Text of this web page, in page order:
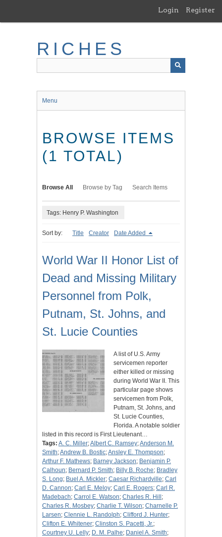
main
Login Register
RICHES
Menu
BROWSE ITEMS
(1 TOTAL)
Browse All Browse by Tag Search Items
Tags: Henry P. Washington
Sort by: Title Creator Date Added
World War II Honor List of
Dead and Missing Military
Personnel from Polk,
Putnam, St. Johns, and
St. Lucie Counties
A list of U.S. Army
servicemen reporter
either killed or missing
during World War II. This
particular page shows
servicemen from Polk,
Putnam, St. Johns, and
St. Lucie Counties,
Florida. A notable soldier
listed in this record is First Lieutenant…
Tags: A. C. Miller;Albert C. Ramsey;Anderson M.
Smith;Andrew B. Bostic;Ansley E. Thompson;
Arthur F. Mathews; Barney Jackson; Benjamin P.
Calhoun; Bernard P. Smith; Billy B. Roche; Bradley
S. Long; Buel A. Mickler; Caesar Richardville; Carl
D. Cannon; Carl E. Meloy; Carl E. Rogers; Carl R.
Madebach; Carrol E. Watson; Charles R. Hill ;
Charles R. Mosbey; Charlie T. Wilson; Charnelle P.
Larsen; Clennie L. Randolph; Clifford J. Hunter;
Clifton E. Whitener; Clinston S. Pacetti, Jr.;
Courtney U. Lelly; D. M. Palhe; Daniel A. Smith;